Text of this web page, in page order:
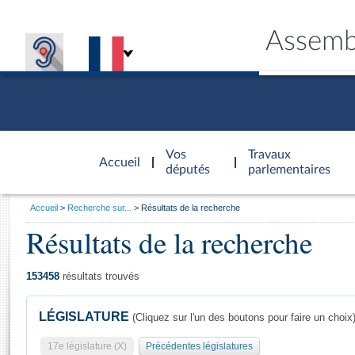
Accueil
d'accueil
Vos
députés
Travaux
parlementaires
Général
Vous
Accueil Recherche sur... Résultats de la recherche
Résultats de la recherche
153458 résultats trouvés
LÉGISLATURE (Cliquez sur l'un des boutons pour faire un choix)
17e législature (X) Précédentes législatures